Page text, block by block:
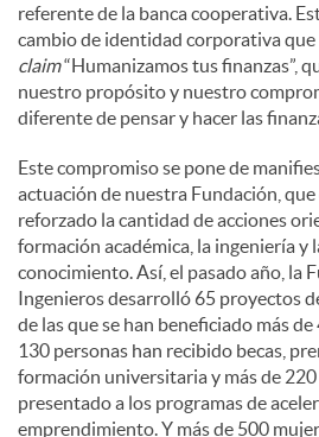
referente de la banca cooperativa.
cambio de identidad corporativa que
claim“Humanizamos tus finanzas”,
nuestro propósito y nuestro
diferente de pensar y hacer las
Este compromiso se pone de
actuación de nuestra Fundación,
reforzado la cantidad de acciones
formación académica, la ingeniería y
conocimiento. Así, el pasado año, la
Ingenieros desarrolló 65 proyectos
de las que se han beneficiado más
130 personas han recibido becas,
formación universitaria y más de
presentado a los programas de
emprendimiento. Y más de 500